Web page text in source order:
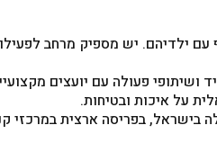
עם ילדיהם. יש מספיק מרחב
ושיתופי פעולה עם יועצים
על איכות ובטיחות.
בפריסה ארצית במרכזי